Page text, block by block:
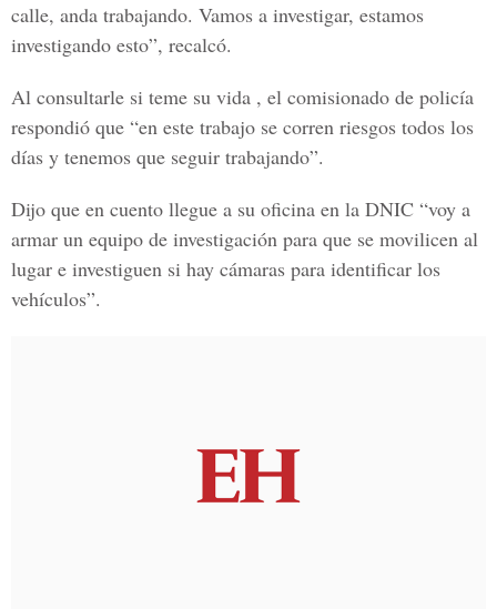
calle, anda trabajando. Vamos a investigar, estamos
investigando esto”, recalcó.
Al consultarle si teme su vida , el comisionado de policía
respondió que “en este trabajo se corren riesgos todos los
días y tenemos que seguir trabajando”.
Dijo que en cuento llegue a su oficina en la DNIC “voy a
armar un equipo de investigación para que se movilicen al
lugar e investiguen si hay cámaras para identificar los
vehículos”.